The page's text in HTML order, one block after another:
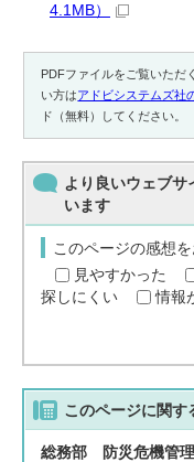
4.1MB）
PDFファイルをご覧いただ
い方はアドビシステムズ社
ド（無料）してください。
より良いウェブサ
います
このページの感想
見やすかった
探しにくい
情報
このページに関す
総務部 防災危機管